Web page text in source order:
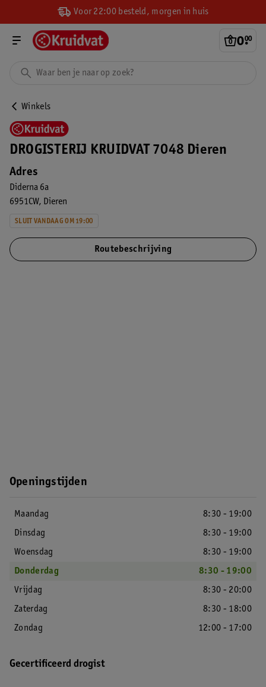
Voor 22:00 besteld, morgen in huis
0.
00
Winkels
DROGISTERIJ KRUIDVAT 7048 Dieren
Adres
Diderna 6a
6951CW
Dieren
SLUIT VANDAAG OM 19:00
Routebeschrijving
Openingstijden
Maandag
8:30 - 19:00
Dinsdag
8:30 - 19:00
Woensdag
8:30 - 19:00
Donderdag
8:30 - 19:00
Vrijdag
8:30 - 20:00
Zaterdag
8:30 - 18:00
Zondag
12:00 - 17:00
Gecertificeerd drogist